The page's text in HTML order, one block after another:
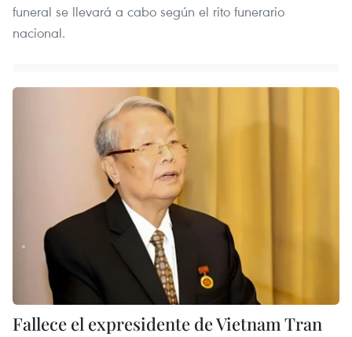
funeral se llevará a cabo según el rito funerario
nacional.
Fallece el expresidente de Vietnam Tran